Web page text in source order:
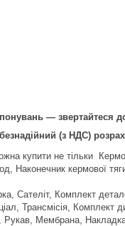
— звертайтеся
(з НДС)
купити не тільки
Наконечник кермової
Сателіт, Комплект
Трансмісія, Комплект
Мембрана,